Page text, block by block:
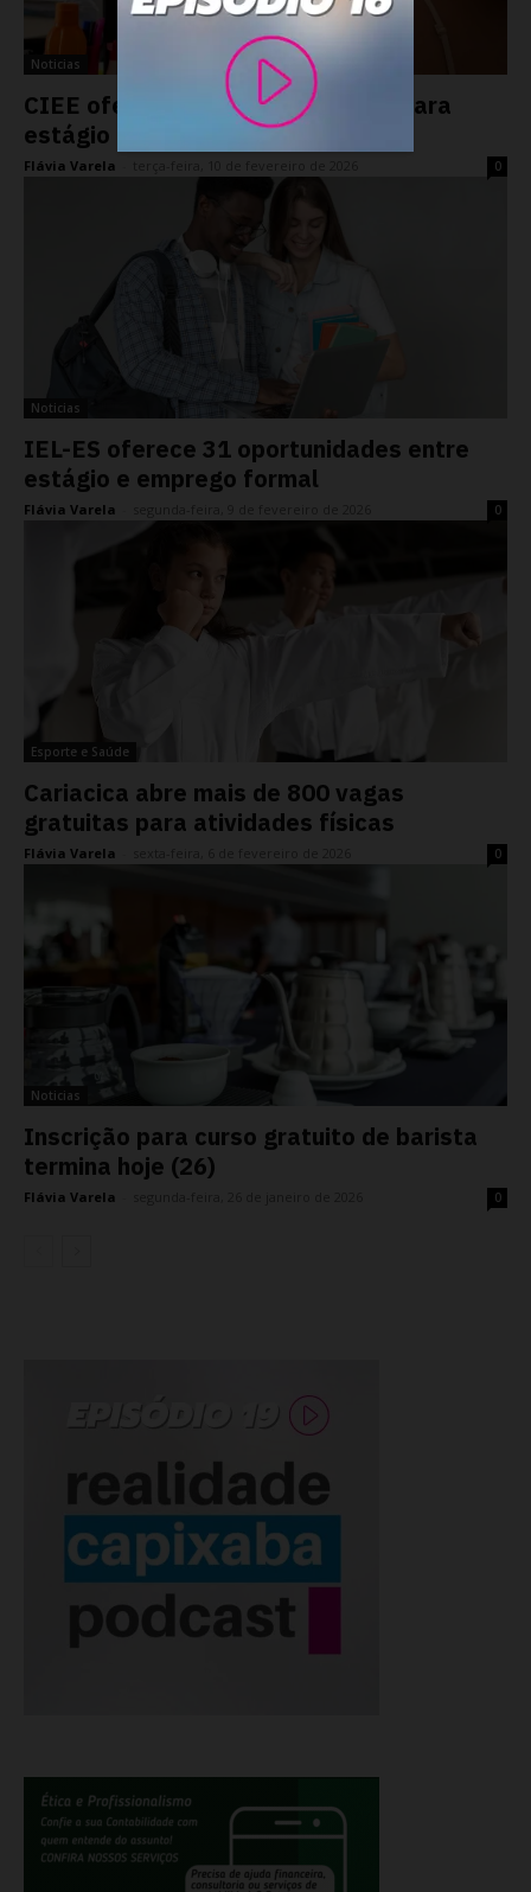
Noticias
CIEE oferece mais de 200 vagas para
estágio
Flávia Varela 0
Noticias
IEL-ES oferece 31 oportunidades entre
estágio e emprego formal
Flávia Varela 0
Esporte e Saúde
Cariacica abre mais de 800 vagas
gratuitas para atividades físicas
Flávia Varela 0
Noticias
Inscrição para curso gratuito de barista
termina hoje (26)
Flávia Varela 0